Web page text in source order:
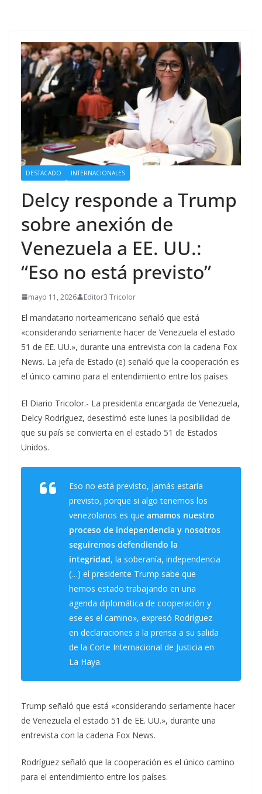
DESTACADO INTERNACIONALES
Delcy responde a Trump
sobre anexión de
Venezuela a EE. UU.:
“Eso no está previsto”
mayo 11, 2026 Editor3 Tricolor
El mandatario norteamericano señaló que está
«considerando seriamente hacer de Venezuela el estado
51 de EE. UU.», durante una entrevista con la cadena Fox
News. La jefa de Estado (e) señaló que la cooperación es
el único camino para el entendimiento entre los países
El Diario Tricolor.- La presidenta encargada de Venezuela,
Delcy Rodríguez, desestimó este lunes la posibilidad de
que su país se convierta en el estado 51 de Estados
Unidos.
Eso no está previsto, jamás estaría
previsto, porque si algo tenemos los
venezolanos es que amamos nuestro
proceso de independencia y nosotros
seguiremos defendiendo la
integridad, la soberanía, independencia
(…) el presidente Trump sabe que
hemos estado trabajando en una
agenda diplomática de cooperación y
ese es el camino», expresó Rodríguez
en declaraciones a la prensa a su salida
de la Corte Internacional de Justicia en
La Haya.
Trump señaló que está «considerando seriamente hacer
de Venezuela el estado 51 de EE. UU.», durante una
entrevista con la cadena Fox News.
Rodríguez señaló que la cooperación es el único camino
para el entendimiento entre los países.